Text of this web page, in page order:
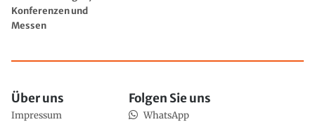
Konferenzen und
Messen
Über uns
Impressum
Folgen Sie uns
WhatsApp